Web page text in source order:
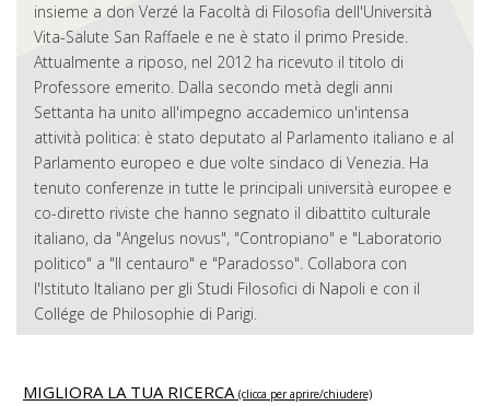
insieme a don Verzé la Facoltà di Filosofia dell'Università
Vita-Salute San Raffaele e ne è stato il primo Preside.
Attualmente a riposo, nel 2012 ha ricevuto il titolo di
Professore emerito. Dalla secondo metà degli anni
Settanta ha unito all'impegno accademico un'intensa
attività politica: è stato deputato al Parlamento italiano e al
Parlamento europeo e due volte sindaco di Venezia. Ha
tenuto conferenze in tutte le principali università europee e
co-diretto riviste che hanno segnato il dibattito culturale
italiano, da "Angelus novus", "Contropiano" e "Laboratorio
politico" a "Il centauro" e "Paradosso". Collabora con
l'Istituto Italiano per gli Studi Filosofici di Napoli e con il
Collége de Philosophie di Parigi.
MIGLIORA LA TUA RICERCA (clicca per aprire/chiudere)